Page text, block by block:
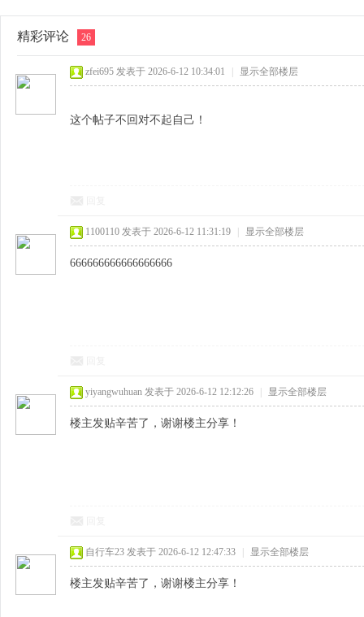
精彩评论 26
zfei695 发表于 2026-6-12 10:34:01 显示全部楼层
这个帖子不回对不起自己！
1100110 发表于 2026-6-12 11:31:19 显示全部楼层
666666666666666666
yiyangwuhuan 发表于 2026-6-12 12:12:26 显示全部楼层
楼主发贴辛苦了，谢谢楼主分享！
自行车23 发表于 2026-6-12 12:47:33 显示全部楼层
楼主发贴辛苦了，谢谢楼主分享！